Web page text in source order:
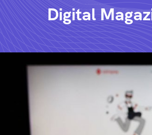
Digital